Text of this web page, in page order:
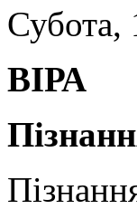
Субота,
ВІРА